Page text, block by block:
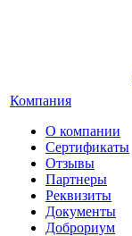
Компания
О компании
Сертификаты
Отзывы
Партнеры
Реквизиты
Документы
Доброриум